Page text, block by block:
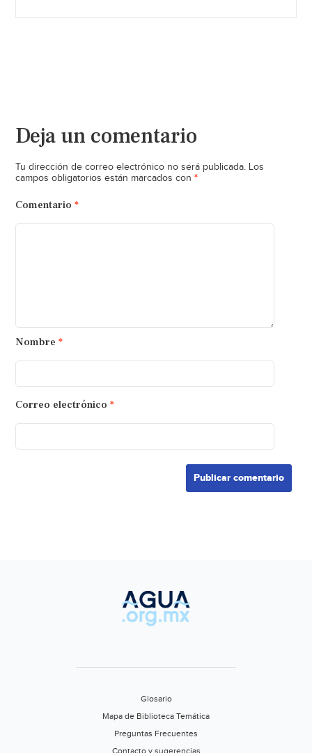
Deja un comentario
Tu dirección de correo electrónico no será publicada. Los
campos obligatorios están marcados con *
Comentario *
Nombre *
Correo electrónico *
Glosario
Mapa de Biblioteca Temática
Preguntas Frecuentes
Contacto y sugerencias